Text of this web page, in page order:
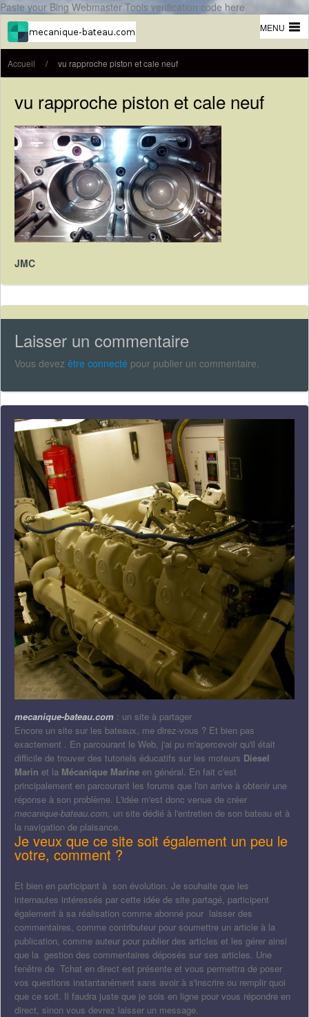
Paste your Bing Webmaster Tools verification code here
MENU
Accueil / vu rapproche piston et cale neuf
vu rapproche piston et cale neuf
JMC
Laisser un commentaire
Vous devez être connecté pour publier un commentaire.
mecanique-bateau.com : un site à partager
Encore un site sur les bateaux, me direz-vous ? Et bien pas
exactement . En parcourant le Web, j'ai pu m'apercevoir qu'il était
difficile de trouver des tutoriels éducatifs sur les moteurs Diesel
Marin et la Mécanique Marine en général. En fait c'est
principalement en parcourant les forums que l'on arrive à obtenir une
réponse à son problème. L'idée m'est donc venue de créer
mecanique-bateau.com, un site dédié à l'entretien de son bateau et à
la navigation de plaisance.
Je veux que ce site soit également un peu le
votre, comment ?
Et bien en participant à son évolution. Je souhaite que les
internautes intéressés par cette idée de site partagé, participent
également à sa réalisation comme abonné pour laisser des
commentaires, comme contributeur pour soumettre un article à la
publication, comme auteur pour publier des articles et les gérer ainsi
que la gestion des commentaires déposés sur ses articles. Une
fenêtre de Tchat en direct est présente et vous permettra de poser
vos questions instantanément sans avoir à s'inscrire ou remplir quoi
que ce soit. Il faudra juste que je sois en ligne pour vous répondre en
direct, sinon vous devrez laisser un message.